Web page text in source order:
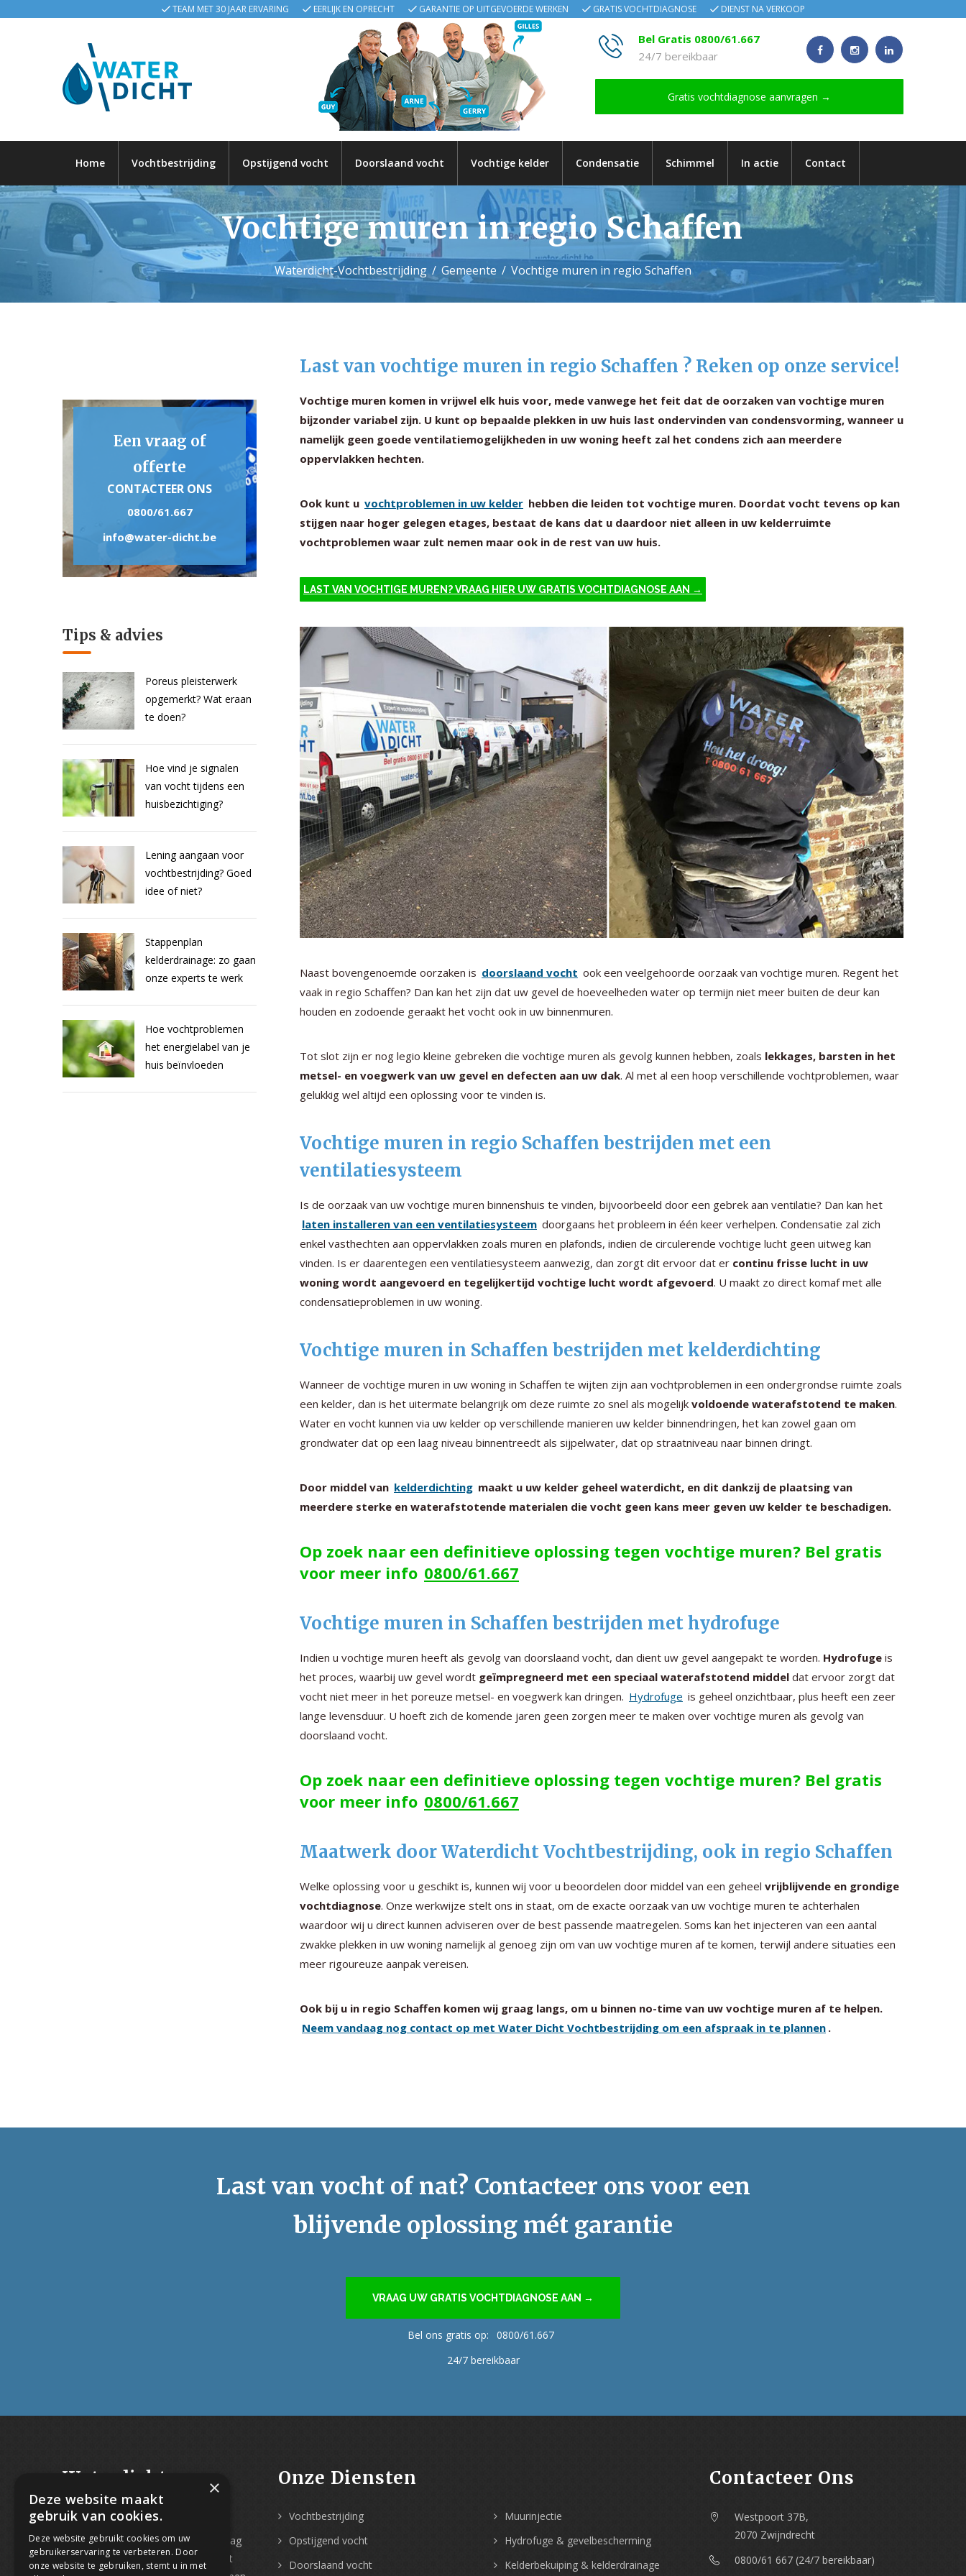
TEAM MET 30 JAAR ERVARING EERLIJK EN OPRECHT GARANTIE OP UITGEVOERDE WERKEN GRATIS VOCHTDIAGNOSE DIENST NA VERKOOP
Bel Gratis 0800/61.667
24/7 bereikbaar
Gratis vochtdiagnose aanvragen →
Home Vochtbestrijding Opstijgend vocht Doorslaand vocht Vochtige kelder Condensatie Schimmel In actie Contact
Vochtige muren in regio Schaffen
Waterdicht-Vochtbestrijding Gemeente Vochtige muren in regio Schaffen
Een vraag of
offerte
CONTACTEER ONS
0800/61.667
info@water-dicht.be
Tips & advies
Poreus pleisterwerk
opgemerkt? Wat eraan
te doen?
Hoe vind je signalen
van vocht tijdens een
huisbezichtiging?
Lening aangaan voor
vochtbestrijding? Goed
idee of niet?
Stappenplan
kelderdrainage: zo gaan
onze experts te werk
Hoe vochtproblemen
het energielabel van je
huis beïnvloeden
Last van vochtige muren in regio Schaffen ? Reken op onze service!
Vochtige muren komen in vrijwel elk huis voor, mede vanwege het feit dat de oorzaken van vochtige muren
bijzonder variabel zijn. U kunt op bepaalde plekken in uw huis last ondervinden van condensvorming, wanneer u
namelijk geen goede ventilatiemogelijkheden in uw woning heeft zal het condens zich aan meerdere
oppervlakken hechten.
Ook kunt u vochtproblemen in uw kelder hebben die leiden tot vochtige muren. Doordat vocht tevens op kan
stijgen naar hoger gelegen etages, bestaat de kans dat u daardoor niet alleen in uw kelderruimte
vochtproblemen waar zult nemen maar ook in de rest van uw huis.
LAST VAN VOCHTIGE MUREN? VRAAG HIER UW GRATIS VOCHTDIAGNOSE AAN →
Naast bovengenoemde oorzaken is doorslaand vocht ook een veelgehoorde oorzaak van vochtige muren. Regent het
vaak in regio Schaffen? Dan kan het zijn dat uw gevel de hoeveelheden water op termijn niet meer buiten de deur kan
houden en zodoende geraakt het vocht ook in uw binnenmuren.
Tot slot zijn er nog legio kleine gebreken die vochtige muren als gevolg kunnen hebben, zoals lekkages, barsten in het
metsel- en voegwerk van uw gevel en defecten aan uw dak. Al met al een hoop verschillende vochtproblemen, waar
gelukkig wel altijd een oplossing voor te vinden is.
Vochtige muren in regio Schaffen bestrijden met een
ventilatiesysteem
Is de oorzaak van uw vochtige muren binnenshuis te vinden, bijvoorbeeld door een gebrek aan ventilatie? Dan kan het
laten installeren van een ventilatiesysteem doorgaans het probleem in één keer verhelpen. Condensatie zal zich
enkel vasthechten aan oppervlakken zoals muren en plafonds, indien de circulerende vochtige lucht geen uitweg kan
vinden. Is er daarentegen een ventilatiesysteem aanwezig, dan zorgt dit ervoor dat er continu frisse lucht in uw
woning wordt aangevoerd en tegelijkertijd vochtige lucht wordt afgevoerd. U maakt zo direct komaf met alle
condensatieproblemen in uw woning.
Vochtige muren in Schaffen bestrijden met kelderdichting
Wanneer de vochtige muren in uw woning in Schaffen te wijten zijn aan vochtproblemen in een ondergrondse ruimte zoals
een kelder, dan is het uitermate belangrijk om deze ruimte zo snel als mogelijk voldoende waterafstotend te maken.
Water en vocht kunnen via uw kelder op verschillende manieren uw kelder binnendringen, het kan zowel gaan om
grondwater dat op een laag niveau binnentreedt als sijpelwater, dat op straatniveau naar binnen dringt.
Door middel van kelderdichting maakt u uw kelder geheel waterdicht, en dit dankzij de plaatsing van
meerdere sterke en waterafstotende materialen die vocht geen kans meer geven uw kelder te beschadigen.
Op zoek naar een definitieve oplossing tegen vochtige muren? Bel gratis
voor meer info 0800/61.667
Vochtige muren in Schaffen bestrijden met hydrofuge
Indien u vochtige muren heeft als gevolg van doorslaand vocht, dan dient uw gevel aangepakt te worden. Hydrofuge is
het proces, waarbij uw gevel wordt geïmpregneerd met een speciaal waterafstotend middel dat ervoor zorgt dat
vocht niet meer in het poreuze metsel- en voegwerk kan dringen. Hydrofuge is geheel onzichtbaar, plus heeft een zeer
lange levensduur. U hoeft zich de komende jaren geen zorgen meer te maken over vochtige muren als gevolg van
doorslaand vocht.
Op zoek naar een definitieve oplossing tegen vochtige muren? Bel gratis
voor meer info 0800/61.667
Maatwerk door Waterdicht Vochtbestrijding, ook in regio Schaffen
Welke oplossing voor u geschikt is, kunnen wij voor u beoordelen door middel van een geheel vrijblijvende en grondige
vochtdiagnose. Onze werkwijze stelt ons in staat, om de exacte oorzaak van uw vochtige muren te achterhalen
waardoor wij u direct kunnen adviseren over de best passende maatregelen. Soms kan het injecteren van een aantal
zwakke plekken in uw woning namelijk al genoeg zijn om van uw vochtige muren af te komen, terwijl andere situaties een
meer rigoureuze aanpak vereisen.
Ook bij u in regio Schaffen komen wij graag langs, om u binnen no-time van uw vochtige muren af te helpen.
Neem vandaag nog contact op met Water Dicht Vochtbestrijding om een afspraak in te plannen .
Last van vocht of nat? Contacteer ons voor een
blijvende oplossing mét garantie
VRAAG UW GRATIS VOCHTDIAGNOSE AAN →
Bel ons gratis op:
0800/61.667
24/7 bereikbaar
Waterdicht-
Vochtbestrijding
Metmeer dan 30 jaar ervaring
mag
Water-Dicht zich gerust vakspecialist
Onze Diensten
Vochtbestrijding
Opstijgend vocht
Doorslaand vocht
Muurinjectie
Hydrofuge & gevelbescherming
Kelderbekuiping & kelderdrainage
Contacteer Ons
Westpoort 37B,
2070 Zwijndrecht
0800/61 667 (24/7 bereikbaar)
×
Deze website maakt
gebruik van cookies.
Deze website gebruikt cookies om uw
gebruikerservaring te verbeteren. Door
onze website te gebruiken, stemt u in met